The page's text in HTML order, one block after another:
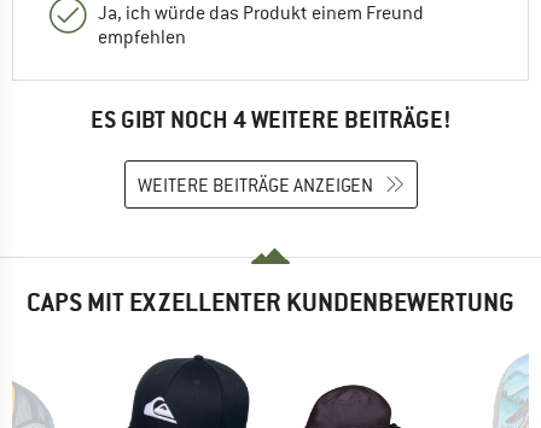
Ja, ich würde das Produkt einem Freund
empfehlen
ES GIBT NOCH 4 WEITERE BEITRÄGE!
WEITERE BEITRÄGE ANZEIGEN
CAPS MIT EXZELLENTER KUNDENBEWERTUNG